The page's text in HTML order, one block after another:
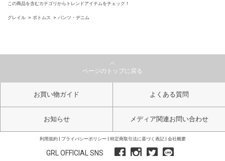
この商品を含むカテゴリからトレンドアイテムをチェック！
グレイル ボトムス パンツ・デニム
ページのトップに戻る
お買い物ガイド よくある質問
お知らせ メディア関連お問い合わせ
利用規約 プライバシーポリシー 特定商取引法に基づく表記 会社概要
GRL OFFICIAL SNS